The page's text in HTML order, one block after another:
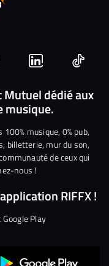
Nous
rejoindre
sur
Linkedin
Nous
Mutuel dédié aux
musique.
musique, 0% pub,
billetterie, mur du son,
de ceux qui
nous !
RIFFX !
Play